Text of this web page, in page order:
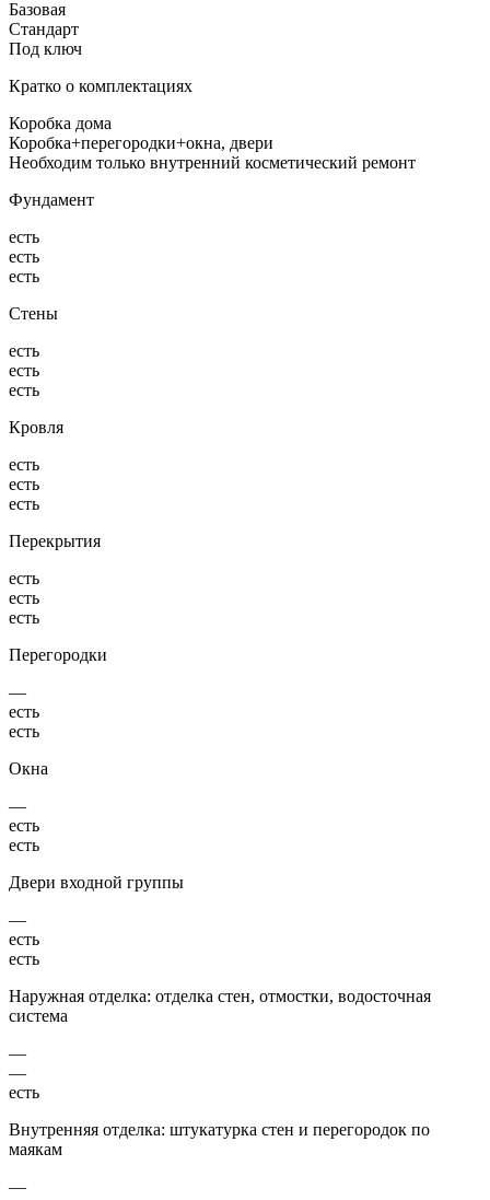
Базовая
Стандарт
Под ключ
Кратко о комплектациях
Коробка дома
Коробка+перегородки+окна, двери
Необходим только внутренний косметический ремонт
Фундамент
есть
есть
есть
Стены
есть
есть
есть
Кровля
есть
есть
есть
Перекрытия
есть
есть
есть
Перегородки
—
есть
есть
Окна
—
есть
есть
Двери входной группы
—
есть
есть
Наружная отделка: отделка стен, отмостки, водосточная
система
—
—
есть
Внутренняя отделка: штукатурка стен и перегородок по
маякам
—